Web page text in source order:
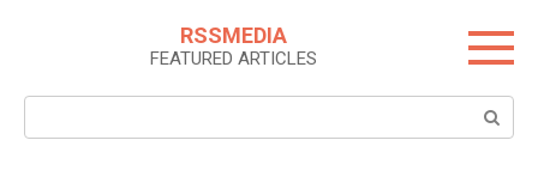
RSSMEDIA
FEATURED ARTICLES
Search: